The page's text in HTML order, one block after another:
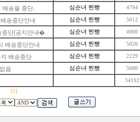
배송을 중단.. 심순녀 찐빵 4794
송중단안내 심순녀 찐빵 5612
중단[공지안내�.. 심순녀 찐빵 4960
배송중단안내 심순녀 찐빵 5026
지 배송중단 심순녀 찐빵 2229
음. 심순녀 찐빵 5680
34192
[1]